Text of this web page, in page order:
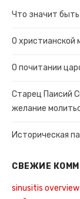
Что значит
О христианской
О почитании
Старец Паисий
желание
Историческая
СВЕЖИЕ
sinusitis overview